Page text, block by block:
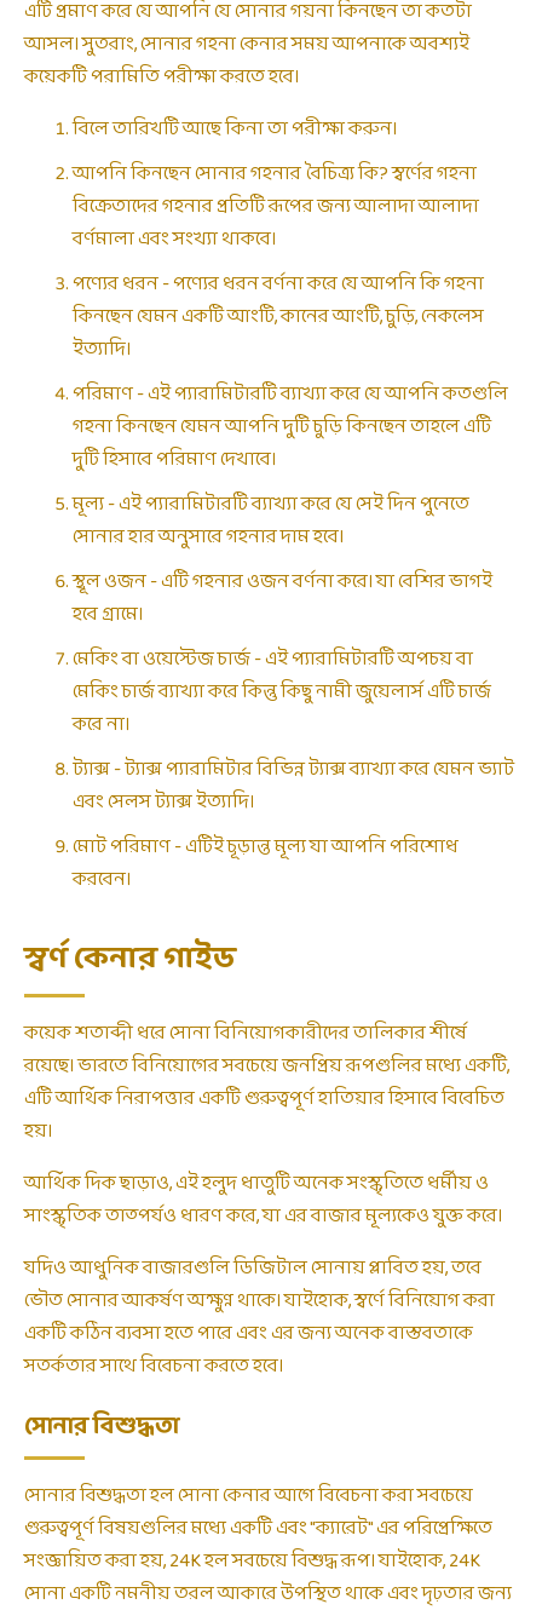
এটি প্রমাণ করে যে আপনি যে সোনার গয়না কিনছেন তা কতটা
আসল। সুতরাং, সোনার গহনা কেনার সময় আপনাকে অবশ্যই
কয়েকটি পরামিতি পরীক্ষা করতে হবে।
বিলে তারিখটি আছে কিনা তা পরীক্ষা করুন।
আপনি কিনছেন সোনার গহনার বৈচিত্র্য কি? স্বর্ণের গহনা
বিক্রেতাদের গহনার প্রতিটি রূপের জন্য আলাদা আলাদা
বর্ণমালা এবং সংখ্যা থাকবে।
পণ্যের ধরন - পণ্যের ধরন বর্ণনা করে যে আপনি কি গহনা
কিনছেন যেমন একটি আংটি, কানের আংটি, চুড়ি, নেকলেস
ইত্যাদি।
পরিমাণ - এই প্যারামিটারটি ব্যাখ্যা করে যে আপনি কতগুলি
গহনা কিনছেন যেমন আপনি দুটি চুড়ি কিনছেন তাহলে এটি
দুটি হিসাবে পরিমাণ দেখাবে।
মূল্য - এই প্যারামিটারটি ব্যাখ্যা করে যে সেই দিন পুনেতে
সোনার হার অনুসারে গহনার দাম হবে৷
স্থূল ওজন - এটি গহনার ওজন বর্ণনা করে। যা বেশির ভাগই
হবে গ্রামে।
মেকিং বা ওয়েস্টেজ চার্জ - এই প্যারামিটারটি অপচয় বা
মেকিং চার্জ ব্যাখ্যা করে কিন্তু কিছু নামী জুয়েলার্স এটি চার্জ
করে না।
ট্যাক্স - ট্যাক্স প্যারামিটার বিভিন্ন ট্যাক্স ব্যাখ্যা করে যেমন ভ্যাট
এবং সেলস ট্যাক্স ইত্যাদি।
মোট পরিমাণ - এটিই চূড়ান্ত মূল্য যা আপনি পরিশোধ
করবেন।
স্বর্ণ কেনার গাইড
কয়েক শতাব্দী ধরে সোনা বিনিয়োগকারীদের তালিকার শীর্ষে
রয়েছে। ভারতে বিনিয়োগের সবচেয়ে জনপ্রিয় রূপগুলির মধ্যে একটি,
এটি আর্থিক নিরাপত্তার একটি গুরুত্বপূর্ণ হাতিয়ার হিসাবে বিবেচিত
হয়।
আর্থিক দিক ছাড়াও, এই হলুদ ধাতুটি অনেক সংস্কৃতিতে ধর্মীয় ও
সাংস্কৃতিক তাত্পর্যও ধারণ করে, যা এর বাজার মূল্যকেও যুক্ত করে।
যদিও আধুনিক বাজারগুলি ডিজিটাল সোনায় প্লাবিত হয়, তবে
ভৌত সোনার আকর্ষণ অক্ষুণ্ন থাকে। যাইহোক, স্বর্ণে বিনিয়োগ করা
একটি কঠিন ব্যবসা হতে পারে এবং এর জন্য অনেক বাস্তবতাকে
সতর্কতার সাথে বিবেচনা করতে হবে।
সোনার বিশুদ্ধতা
সোনার বিশুদ্ধতা হল সোনা কেনার আগে বিবেচনা করা সবচেয়ে
গুরুত্বপূর্ণ বিষয়গুলির মধ্যে একটি এবং "ক্যারেট" এর পরিপ্রেক্ষিতে
সংজ্ঞায়িত করা হয়, 24K হল সবচেয়ে বিশুদ্ধ রূপ। যাইহোক, 24K
সোনা একটি নমনীয় তরল আকারে উপস্থিত থাকে এবং দৃঢ়তার জন্য